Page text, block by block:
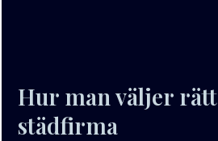
Hur man väljer rätt
städfirma